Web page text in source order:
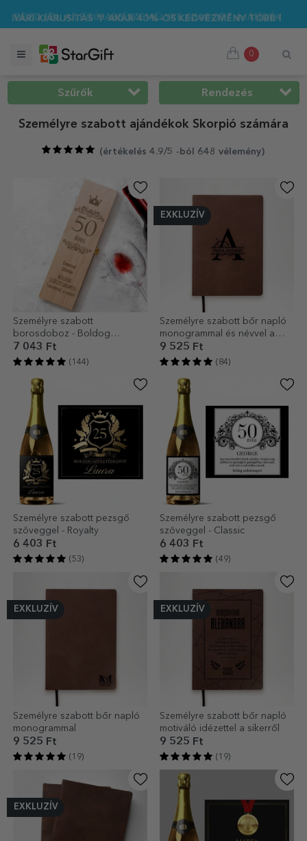
AKÁR 40%-OS KEDVEZMÉNY TÖBB MINT 100 SZEMÉLYRE
0
Szűrők Rendezés
Személyre szabott ajándékok Skorpió számára
(értékelés 4.9/5 -ból 648 vélemény)
Személyre szabott
borosdoboz - Boldog
születésnapot!
7 043 Ft
(144)
EXKLUZÍV
Személyre szabott bőr napló
monogrammal és névvel a
közepén
9 525 Ft
(84)
Személyre szabott pezsgő
szöveggel - Royalty
6 403 Ft
(53)
Személyre szabott pezsgő
szöveggel - Classic
6 403 Ft
(49)
EXKLUZÍV
Személyre szabott bőr napló
monogrammal
9 525 Ft
(19)
EXKLUZÍV
Személyre szabott bőr napló
motiváló idézettel a sikerről
9 525 Ft
(19)
EXKLUZÍV